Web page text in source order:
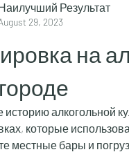
Результат
29, 2023
на
историю алкогольной
которые
местные бары и